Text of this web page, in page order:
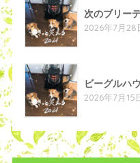
次のブリー
2026年7月28
ビーグルハ
2026年7月15